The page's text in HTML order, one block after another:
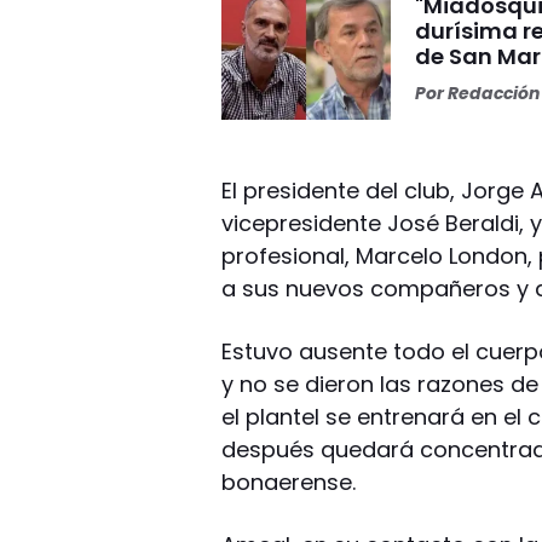
durísima
de San
Por
El presidente del club,
vicepresidente José
profesional, Marcelo
a sus nuevos compañeros y
Estuvo ausente todo el
y no se dieron las razones
el plantel se entrenará en el
después quedará
bonaerense.